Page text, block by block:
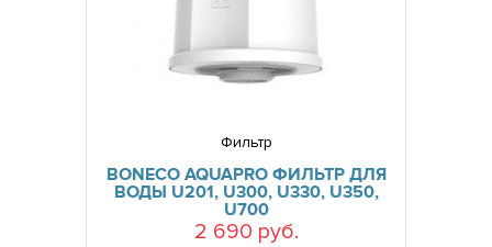
Фильтр
BONECO AQUAPRO ФИЛЬТР ДЛЯ
ВОДЫ U201, U300, U330, U350,
U700
2 690 руб.